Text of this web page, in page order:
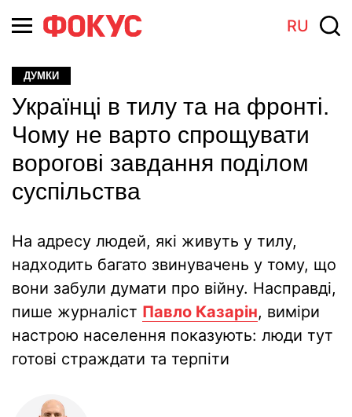
RU
ДУМКИ
Українці в тилу та на фронті.
Чому не варто спрощувати
ворогові завдання поділом
суспільства
На адресу людей, які живуть у тилу,
надходить багато звинувачень у тому, що
вони забули думати про війну. Насправді,
пише журналiст Павло Казарiн, виміри
настрою населення показують: люди тут
готові страждати та терпіти